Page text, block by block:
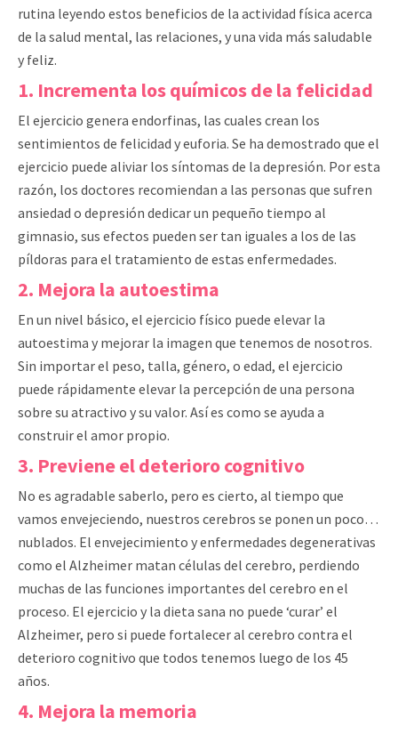
rutina leyendo estos beneficios de la actividad física acerca
de la salud mental, las relaciones, y una vida más saludable
y feliz.
1. Incrementa los químicos de la felicidad
El ejercicio genera endorfinas, las cuales crean los
sentimientos de felicidad y euforia. Se ha demostrado que el
ejercicio puede aliviar los síntomas de la depresión. Por esta
razón, los doctores recomiendan a las personas que sufren
ansiedad o depresión dedicar un pequeño tiempo al
gimnasio, sus efectos pueden ser tan iguales a los de las
píldoras para el tratamiento de estas enfermedades.
2. Mejora la autoestima
En un nivel básico, el ejercicio físico puede elevar la
autoestima y mejorar la imagen que tenemos de nosotros.
Sin importar el peso, talla, género, o edad, el ejercicio
puede rápidamente elevar la percepción de una persona
sobre su atractivo y su valor. Así es como se ayuda a
construir el amor propio.
3. Previene el deterioro cognitivo
No es agradable saberlo, pero es cierto, al tiempo que
vamos envejeciendo, nuestros cerebros se ponen un poco…
nublados. El envejecimiento y enfermedades degenerativas
como el Alzheimer matan células del cerebro, perdiendo
muchas de las funciones importantes del cerebro en el
proceso. El ejercicio y la dieta sana no puede ‘curar’ el
Alzheimer, pero si puede fortalecer al cerebro contra el
deterioro cognitivo que todos tenemos luego de los 45
años.
4. Mejora la memoria